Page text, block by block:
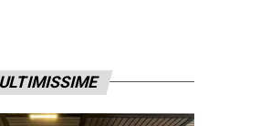
ULTIMISSIME